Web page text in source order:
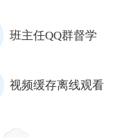
班主任QQ群督学
视频缓存离线观看